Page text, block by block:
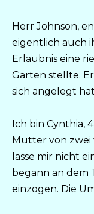
Herr Johnson,
eigentlich auch
Erlaubnis eine
Garten stellte.
sich angelegt
Ich bin Cynthia,
Mutter von
lasse mir nicht
begann an dem
einzogen. Die